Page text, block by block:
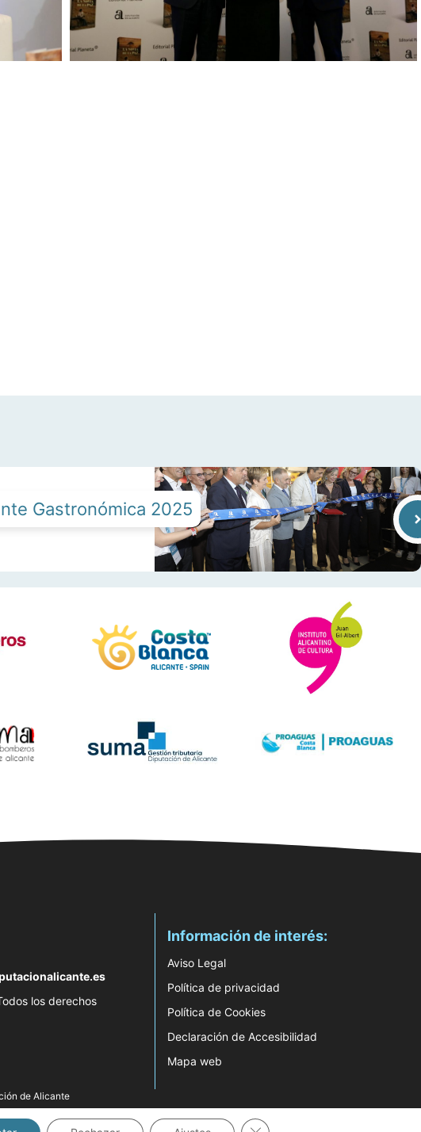
Gastronómica 2025
los derechos
Información de interés:
Aviso Legal
Política de privacidad
Política de Cookies
Declaración de Accesibilidad
Mapa web
de Alicante
Cerrar el banner de cookies